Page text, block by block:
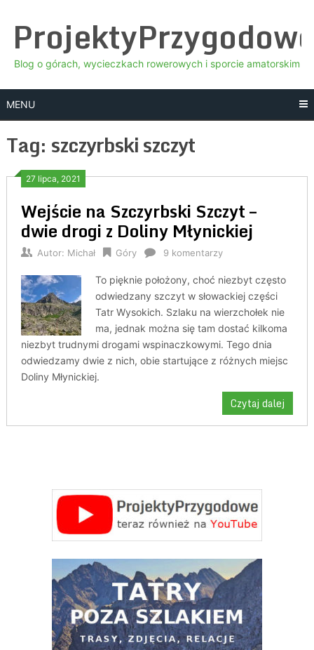
content
Blog o górach, wycieczkach rowerowych i sporcie amatorskim
MENU
Tag: szczyrbski szczyt
27 lipca, 2021
Wejście na Szczyrbski Szczyt –
dwie drogi z Doliny Młynickiej
Autor: Michał Góry 9 komentarzy
To pięknie położony, choć niezbyt często
odwiedzany szczyt w słowackiej części
Tatr Wysokich. Szlaku na wierzchołek nie
ma, jednak można się tam dostać kilkoma
niezbyt trudnymi drogami wspinaczkowymi. Tego dnia
odwiedzamy dwie z nich, obie startujące z różnych miejsc
Doliny Młynickiej.
Czytaj dalej